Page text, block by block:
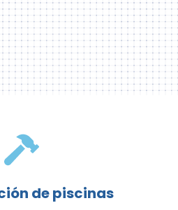
de piscinas